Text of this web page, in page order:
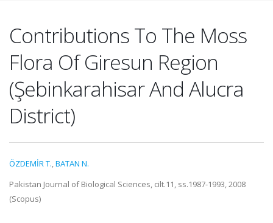
Contributions To The Moss
Flora Of Giresun Region
(Şebinkarahisar And Alucra
District)
ÖZDEMİR T.,BATAN N.
Pakistan Journal of Biological Sciences, cilt.11, ss.1987-1993, 2008
(Scopus)